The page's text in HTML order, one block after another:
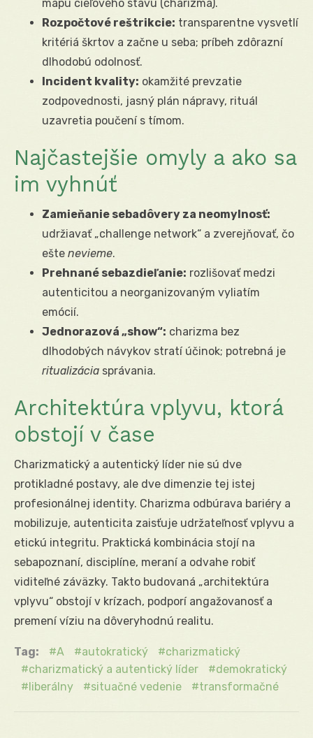
mapu cieľového stavu (charizma).
Rozpočtové reštrikcie: transparentne vysvetlí
kritériá škrtov a začne u seba; príbeh zdôrazní
dlhodobú odolnosť.
Incident kvality: okamžité prevzatie
zodpovednosti, jasný plán nápravy, rituál
uzavretia poučení s tímom.
Najčastejšie omyly a ako sa
im vyhnúť
Zamieňanie sebadôvery za neomylnosť:
udržiavať „challenge network“ a zverejňovať, čo
ešte nevieme.
Prehnané sebazdieľanie: rozlišovať medzi
autenticitou a neorganizovaným vyliatím
emócií.
Jednorazová „show“: charizma bez
dlhodobých návykov stratí účinok; potrebná je
ritualizácia správania.
Architektúra vplyvu, ktorá
obstojí v čase
Charizmatický a autentický líder nie sú dve
protikladné postavy, ale dve dimenzie tej istej
profesionálnej identity. Charizma odbúrava bariéry a
mobilizuje, autenticita zaisťuje udržateľnosť vplyvu a
etickú integritu. Praktická kombinácia stojí na
sebapoznaní, disciplíne, meraní a odvahe robiť
viditeľné záväzky. Takto budovaná „architektúra
vplyvu“ obstojí v krízach, podporí angažovanosť a
premení víziu na dôveryhodnú realitu.
Tag: A autokratický
charizmatický
charizmatický a autentický líder
demokratický
liberálny
situačné vedenie transformačné